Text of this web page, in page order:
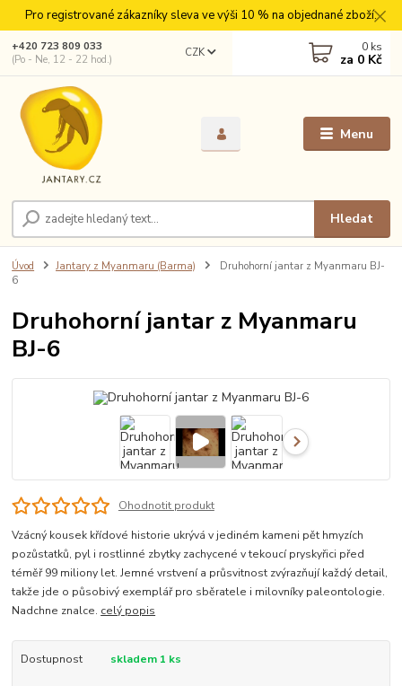
Pro registrované zákazníky sleva ve výši 10 % na objednané zboží.
Menu
CZK
Hledat
+420 723 809 033
(Po - Ne, 12 - 22 hod.)
0 ks
za 0 Kč
Úvod Jantary z Myanmaru (Barma)
Druhohorní jantar z Myanmaru BJ-
6
Druhohorní jantar z Myanmaru
BJ-6
Ohodnotit produkt
Vzácný kousek křídové historie ukrývá v jediném kameni pět hmyzích
pozůstatků, pyl i rostlinné zbytky zachycené v tekoucí pryskyřici před
téměř 99 miliony let. Jemné vrstvení a průsvitnost zvýrazňují každý detail,
takže jde o působivý exemplář pro sběratele i milovníky paleontologie.
Nadchne znalce. celý popis
Dostupnost skladem 1 ks